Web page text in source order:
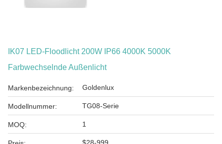
IK07 LED-Floodlicht 200W IP66 4000K 5000K
Farbwechselnde Außenlicht
Markenbezeichnung: Goldenlux
Modellnummer: TG08-Serie
MOQ: 1